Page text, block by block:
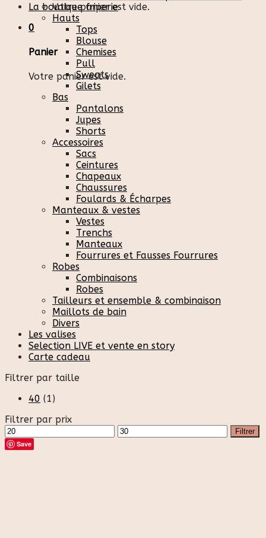
Votre panier est vide.
0
Panier
Votre panier est vide.
La boutique friperie
Hauts
Tops
Blouse
Chemises
Pull
Sweats
Gilets
Bas
Pantalons
Jupes
Shorts
Accessoires
Sacs
Ceintures
Chapeaux
Chaussures
Foulards & Écharpes
Manteaux & vestes
Vestes
Trenchs
Manteaux
Fourrures et Fausses Fourrures
Robes
Combinaisons
Robes
Tailleurs et ensemble & combinaison
Maillots de bain
Divers
Les valises
Selection LIVE et vente en story
Carte cadeau
Filtrer par taille
40 (1)
Filtrer par prix
Prix
min
Prix
max
Filtrer
Save